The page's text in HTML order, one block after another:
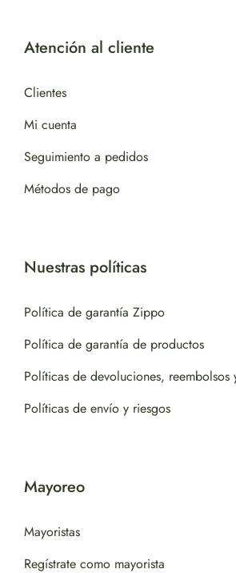
Atención al cliente
Clientes
Mi cuenta
Seguimiento a pedidos
Métodos de pago
Nuestras políticas
Política de garantía Zippo
Política de garantía de productos
Políticas de devoluciones, reembolsos
Políticas de envío y riesgos
Mayoreo
Mayoristas
Regístrate como mayorista